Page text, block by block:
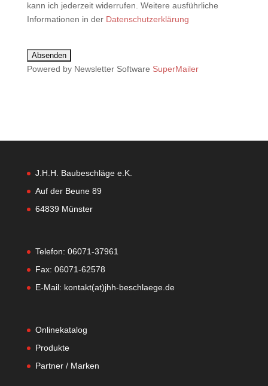
kann ich jederzeit widerrufen. Weitere ausführliche
Informationen in der Datenschutzerklärung
Powered by Newsletter Software SuperMailer
J.H.H. Baubeschläge e.K.
Auf der Beune 89
64839 Münster
Telefon: 06071-37961
Fax: 06071-62578
E-Mail: kontakt(at)jhh-beschlaege.de
Onlinekatalog
Produkte
Partner / Marken